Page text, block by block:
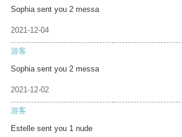
Sophia sent you 2 messa
2021-12-04
游客
Sophia sent you 2 messa
2021-12-02
游客
Estelle sent you 1 nude